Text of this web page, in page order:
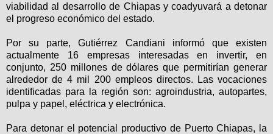
viabilidad al desarrollo de Chiapas y coadyuvará a detonar
el progreso económico del estado.
Por su parte, Gutiérrez Candiani informó que existen
actualmente 16 empresas interesadas en invertir, en
conjunto, 250 millones de dólares que permitirían generar
alrededor de 4 mil 200 empleos directos. Las vocaciones
identificadas para la región son: agroindustria, autopartes,
pulpa y papel, eléctrica y electrónica.
Para detonar el potencial productivo de Puerto Chiapas, la